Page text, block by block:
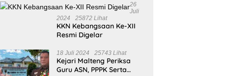
26
Juli
2024
25872 Lihat
KKN Kebangsaan Ke-XII
Resmi Digelar
18 Juli 2024 25743 Lihat
Kejari Malteng Periksa
Guru ASN, PPPK Serta